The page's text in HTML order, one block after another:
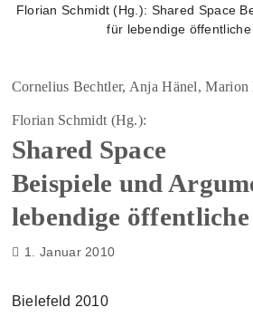
Florian Schmidt (Hg.): Shared Space
für lebendige
Cornelius Bechtler, Anja Hänel,
Florian Schmidt (Hg.):
Shared Space
Beispiele und
lebendige
1. Januar 2010
Bielefeld 2010